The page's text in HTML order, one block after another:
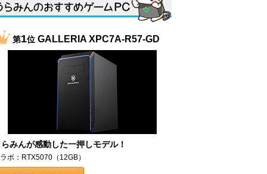
第1位GALLERIA XPC7A-R57-GD
みんが感動した一押しモデル！
ボ：RTX5070（12GB）